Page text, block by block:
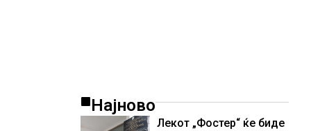
Најново
Лекот „Фостер“ ќе биде